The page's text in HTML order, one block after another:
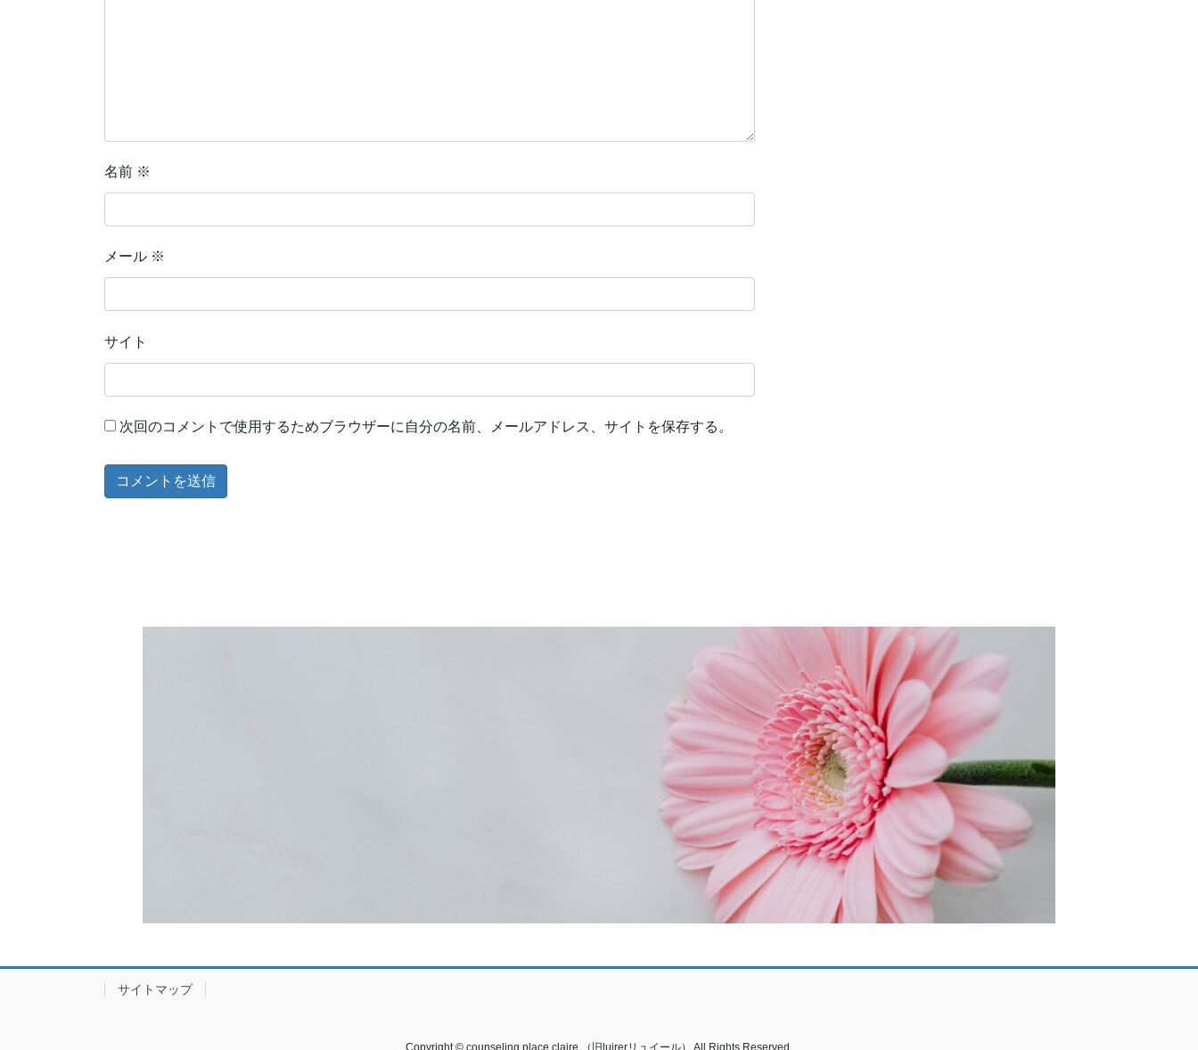
名前 ※
メール ※
サイト
次回のコメントで使用するためブラウザーに自分の名前、メールアドレス、サイトを保存する。
サイトマップ
Copyright © counseling place claire.（旧luirerリュイール） All Rights Reserved.